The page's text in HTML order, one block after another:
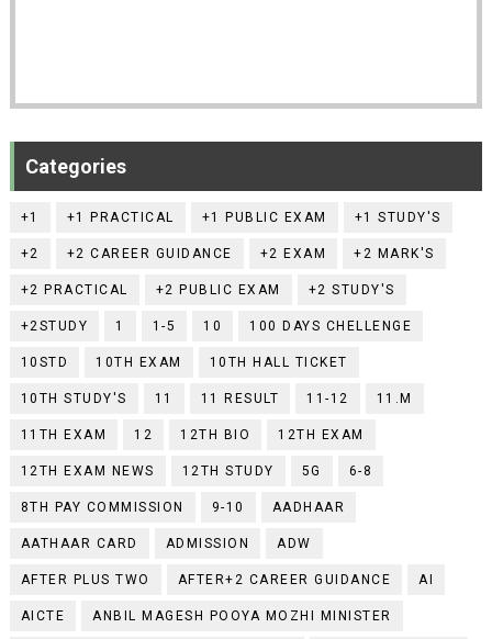
Categories
+1 +1 PRACTICAL +1 PUBLIC EXAM +1 STUDY'S
+2 +2 CAREER GUIDANCE +2 EXAM +2 MARK'S
+2 PRACTICAL +2 PUBLIC EXAM +2 STUDY'S
+2STUDY 1 1-5 10 100 DAYS CHELLENGE
10STD 10TH EXAM 10TH HALL TICKET
10TH STUDY'S 11 11 RESULT 11-12 11.M
11TH EXAM 12 12TH BIO 12TH EXAM
12TH EXAM NEWS 12TH STUDY 5G 6-8
8TH PAY COMMISSION 9-10 AADHAAR
AATHAAR CARD ADMISSION ADW
AFTER PLUS TWO AFTER+2 CAREER GUIDANCE AI
AICTE ANBIL MAGESH POOYA MOZHI MINISTER